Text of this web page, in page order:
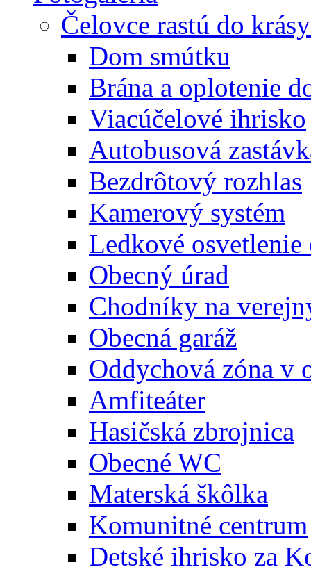
Čelovce rastú do
Dom smútku
Brána a oplotenie
Viacúčelové ihrisko
Autobusová
Bezdrôtový rozhlas
Kamerový systém
Ledkové osvetlenie
Obecný úrad
Chodníky na
Obecná garáž
Oddychová zóna v
Amfiteáter
Hasičská zbrojnica
Obecné WC
Materská škôlka
Komunitné centrum
Detské ihrisko za